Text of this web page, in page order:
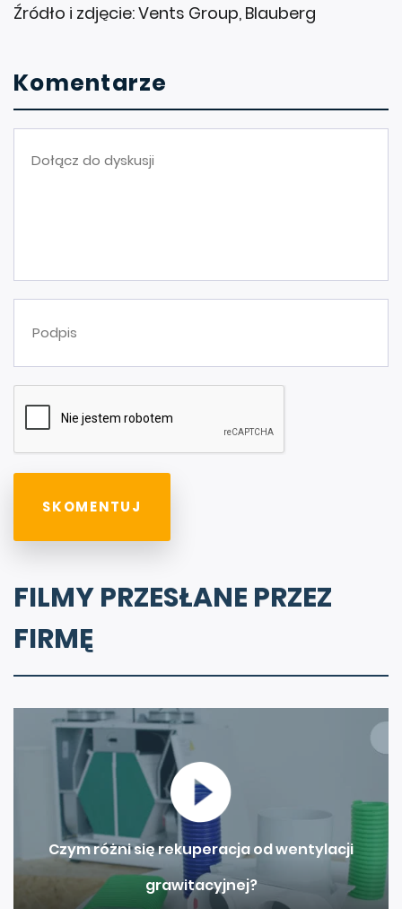
Źródło i zdjęcie: Vents Group, Blauberg
Komentarze
FILMY PRZESŁANE PRZEZ
FIRMĘ
Czym różni się rekuperacja od wentylacji
grawitacyjnej?